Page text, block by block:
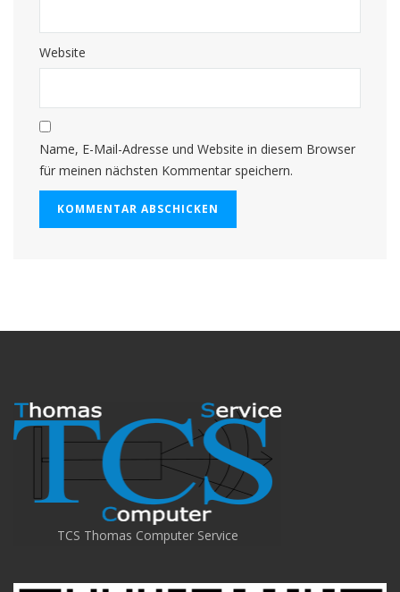
Website
Name, E-Mail-Adresse und Website in diesem Browser
für meinen nächsten Kommentar speichern.
TCS Thomas Computer Service